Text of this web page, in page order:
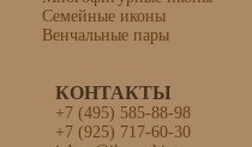
и София
Семейные иконы
Венчальные пары
КОНТАКТЫ
+7 (495) 585-88-98
+7 (925) 717-60-30